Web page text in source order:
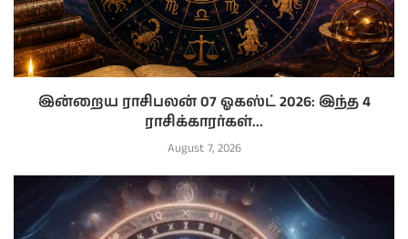
இன்றைய ராசிபலன் 07 ஓகஸ்ட் 2026: இந்த 4
ராசிக்காரர்கள்...
August 7, 2026